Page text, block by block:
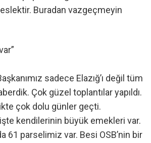
Buradan vazgeçmeyin
sadece Elazığ’ı değil tüm
Çok güzel toplantılar yapıldı.
çok dolu günler geçti.
kendilerinin büyük emekleri var.
61 parselimiz var. Besi OSB’nin bir